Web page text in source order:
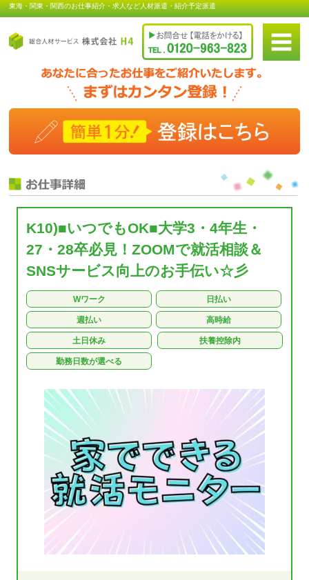
東海・関東・関西のお仕事紹介・求人など人材派遣・紹介予定派遣
K10)■いつでもOK■大学3・4年生・
27・28卒必見！ZOOMで就活相談＆
SNSサービス向上のお手伝い☆彡
Wワーク 日払い
週払い 高時給
土日休み 扶養控除内
勤務日数が選べる